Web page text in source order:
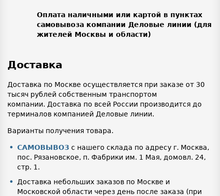
Оплата наличными или картой в пунктах
самовывоза компании Деловые линии (для
жителей Москвы и области)
Доставка
Доставка по Москве осуществляется при заказе от 30
тысяч рублей собственным транспортом
компании. Доставка по всей России производится до
терминалов компанией Деловые линии.
Варианты получения товара.
САМОВЫВОЗ с нашего склада по адресу г. Москва,
пос. Рязановское, п. Фабрики им. 1 Мая, домовл. 24,
стр. 1.
Доставка небольших заказов по Москве и
Московской области через день после заказа (при